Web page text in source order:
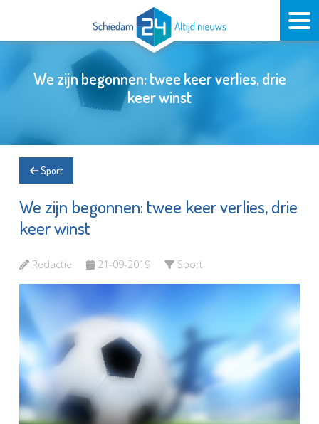
We zijn begonnen: twee keer verlies, drie
keer winst
Sport
We zijn begonnen: twee keer verlies, drie
keer winst
Redactie 21-09-2019 Sport